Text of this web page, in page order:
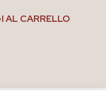
AL CARRELLO